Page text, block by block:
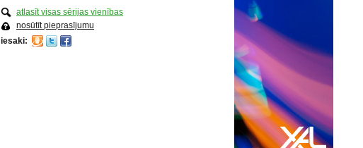
atlasīt visas sērijas vienības
nosūtīt pieprasījumu
iesaki: